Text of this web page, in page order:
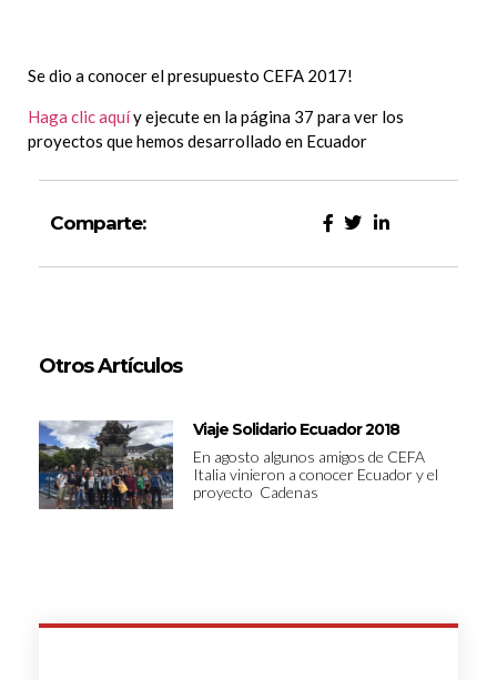
Se dio a conocer el presupuesto CEFA 2017!
Haga clic aquíy ejecute en la página 37 para ver los
proyectos que hemos desarrollado en Ecuador
Comparte:
Otros Artículos
Viaje Solidario Ecuador 2018
En agosto algunos amigos de CEFA
Italia vinieron a conocer Ecuador y el
proyecto Cadenas